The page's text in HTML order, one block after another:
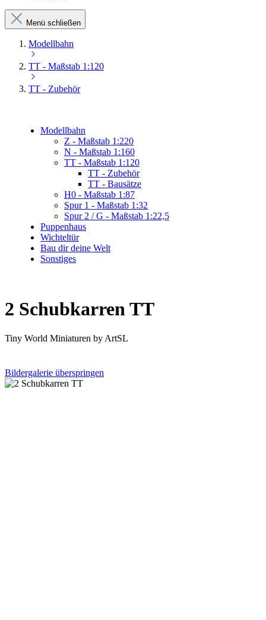
Menü schließen
Modellbahn
TT - Maßstab 1:120
TT - Zubehör
Modellbahn
Z - Maßstab 1:220
N - Maßstab 1:160
TT - Maßstab 1:120
TT - Zubehör
TT - Bausätze
H0 - Maßstab 1:87
Spur 1 - Maßstab 1:32
Spur 2 / G - Maßstab 1:22,5
Puppenhaus
Wichteltür
Bau dir deine Welt
Sonstiges
2 Schubkarren TT
Tiny World Miniaturen by ArtSL
Bildergalerie überspringen